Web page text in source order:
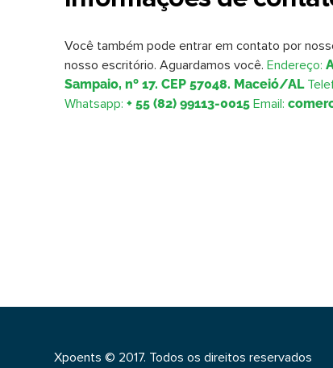
Você também pode entrar em contato por
nosso escritório. Aguardamos você. Endereço:
Sampaio, nº 17. CEP 57048. Maceió/AL
Whatsapp: + 55 (82) 99113-0015 Email:
Xpoents © 2017. Todos os direitos reservados